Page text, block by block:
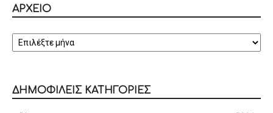
ΑΡΧΕΙΟ
ΔΗΜΟΦΙΛΕΙΣ ΚΑΤΗΓΟΡΙΕΣ